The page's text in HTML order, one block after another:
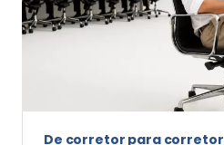
De corretor para corretor